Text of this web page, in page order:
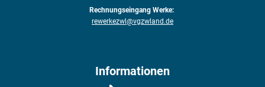
Rechnungseingang Werke:
rewerkezwl@vgzwland.de
Informationen